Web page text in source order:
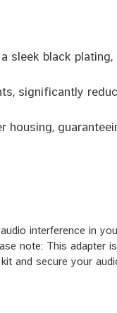
black plating,
significantly
interference in
note: This adapter
and secure your